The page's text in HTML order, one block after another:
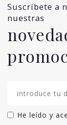
Suscríbete a
nuestras
He leído y